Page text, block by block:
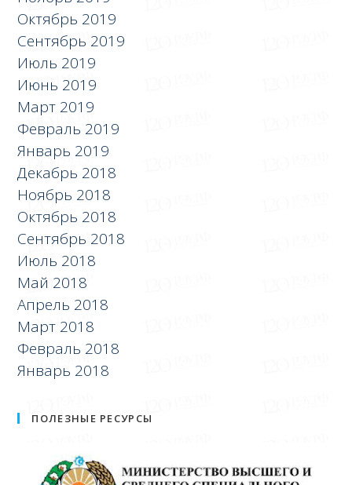
Октябрь 2019
Сентябрь 2019
Июль 2019
Июнь 2019
Март 2019
Февраль 2019
Январь 2019
Декабрь 2018
Ноябрь 2018
Октябрь 2018
Сентябрь 2018
Июль 2018
Май 2018
Апрель 2018
Март 2018
Февраль 2018
Январь 2018
ПОЛЕЗНЫЕ РЕСУРСЫ